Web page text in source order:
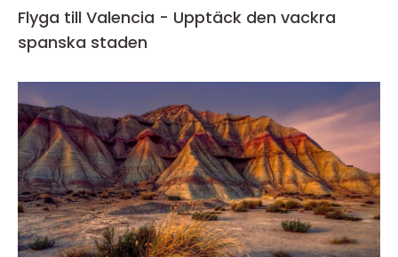
Flyga till Valencia - Upptäck den vackra
spanska staden